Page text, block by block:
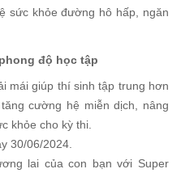
sức khỏe đường hô hấp, ngăn
độ học tập
mái giúp thí sinh tập trung hơn
cường hệ miễn dịch, nâng
khỏe cho kỳ thi.
30/06/2024.
lai của con bạn với Super